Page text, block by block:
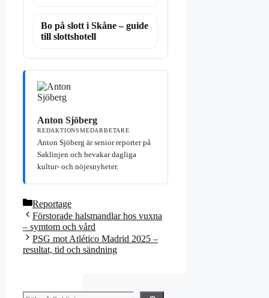
Bo på slott i Skåne – guide
till slottshotell
Anton Sjöberg
REDAKTIONSMEDARBETARE
Anton Sjöberg är senior reporter på
Saklinjen och bevakar dagliga
kultur- och nöjesnyheter.
Kategorier
Reportage
Förstorade halsmandlar hos vuxna
– symtom och vård
PSG mot Atlético Madrid 2025 –
resultat, tid och sändning
Sök